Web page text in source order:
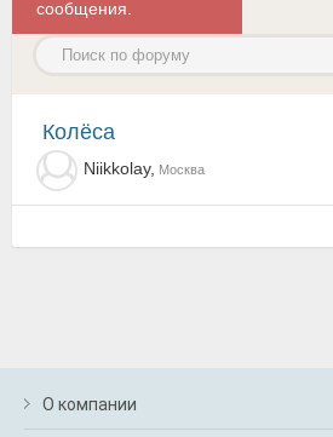
сообщения.
Колёса
Niikkolay, Москва
О компании